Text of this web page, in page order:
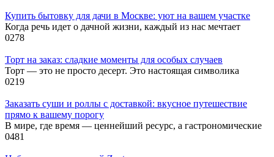
Купить бытовку для дачи в Москве: уют на вашем участке
Когда речь идет о дачной жизни, каждый из нас мечтает
0278
Торт на заказ: сладкие моменты для особых случаев
Торт — это не просто десерт. Это настоящая символика
0219
Заказать суши и роллы с доставкой: вкусное путешествие
прямо к вашему порогу
В мире, где время — ценнейший ресурс, а гастрономические
0481